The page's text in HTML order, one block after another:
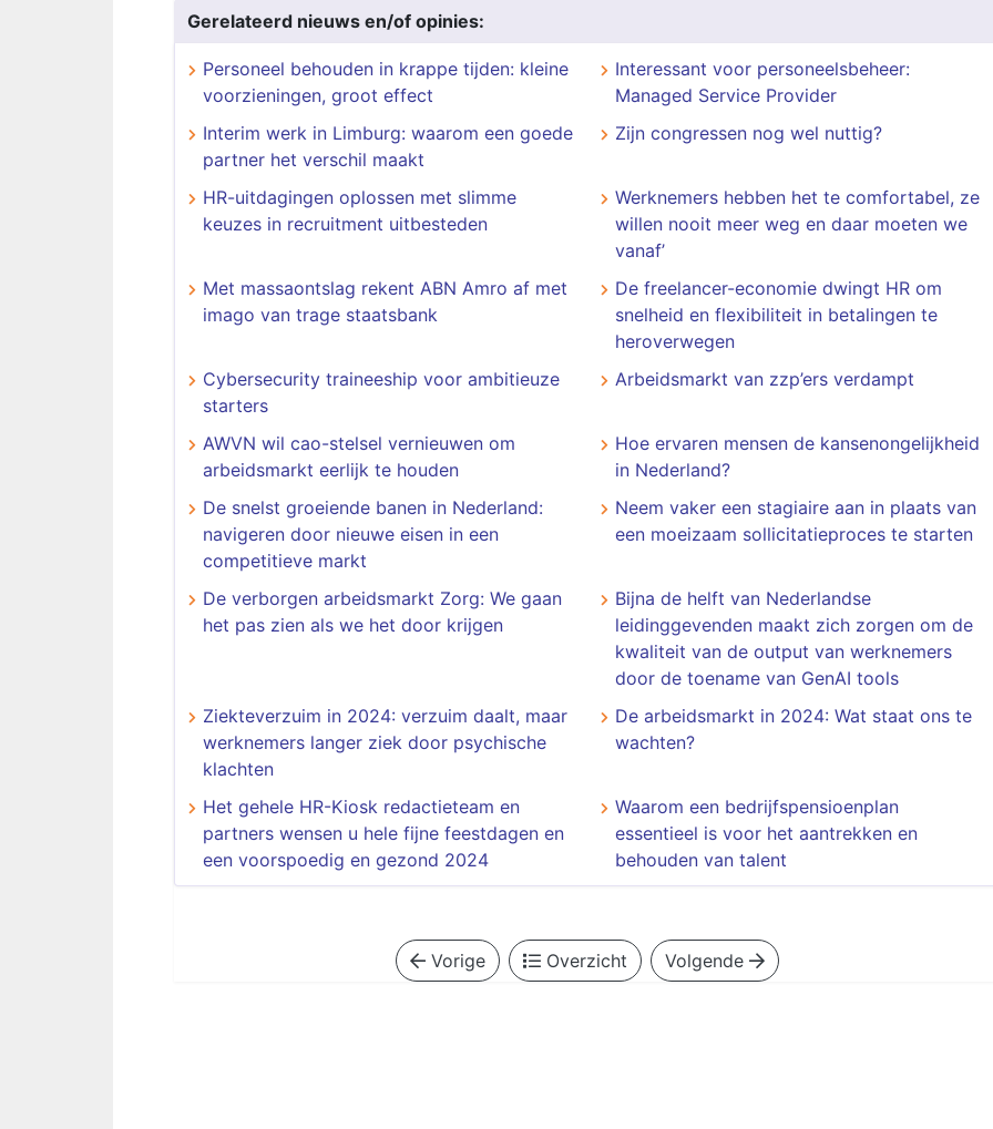
Gerelateerd nieuws en/of opinies:
Personeel behouden in krappe tijden: kleine
voorzieningen, groot effect
Interessant voor personeelsbeheer:
Managed Service Provider
Interim werk in Limburg: waarom een goede
partner het verschil maakt
Zijn congressen nog wel nuttig?
HR-uitdagingen oplossen met slimme
keuzes in recruitment uitbesteden
Werknemers hebben het te comfortabel, ze
willen nooit meer weg en daar moeten we
vanaf’
Met massaontslag rekent ABN Amro af met
imago van trage staatsbank
De freelancer-economie dwingt HR om
snelheid en flexibiliteit in betalingen te
heroverwegen
Cybersecurity traineeship voor ambitieuze
starters
Arbeidsmarkt van zzp’ers verdampt
AWVN wil cao-stelsel vernieuwen om
arbeidsmarkt eerlijk te houden
Hoe ervaren mensen de kansenongelijkheid
in Nederland?
De snelst groeiende banen in Nederland:
navigeren door nieuwe eisen in een
competitieve markt
Neem vaker een stagiaire aan in plaats van
een moeizaam sollicitatieproces te starten
De verborgen arbeidsmarkt Zorg: We gaan
het pas zien als we het door krijgen
Bijna de helft van Nederlandse
leidinggevenden maakt zich zorgen om de
kwaliteit van de output van werknemers
door de toename van GenAI tools
Ziekteverzuim in 2024: verzuim daalt, maar
werknemers langer ziek door psychische
klachten
De arbeidsmarkt in 2024: Wat staat ons te
wachten?
Het gehele HR-Kiosk redactieteam en
partners wensen u hele fijne feestdagen en
een voorspoedig en gezond 2024
Waarom een bedrijfspensioenplan
essentieel is voor het aantrekken en
behouden van talent
Vorige Overzicht Volgende